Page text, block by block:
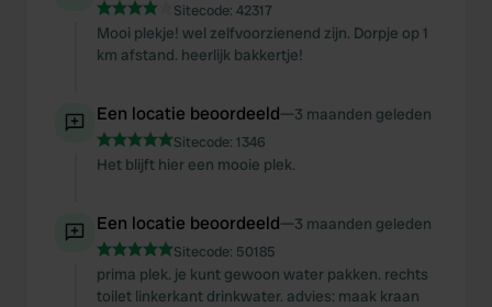
Sitecode: 42317
Mooi plekje! wel zelfvoorzienend zijn. Dorpje op 1
km afstand. heerlijk bakkertje!
Een locatie beoordeeld—3 maanden geleden
Sitecode: 1346
Het blijft hier een mooie plek.
Een locatie beoordeeld—3 maanden geleden
Sitecode: 50185
prima plek. je kunt gewoon water pakken. rechts
toilet linkerkant drinkwater. advies: maak kraan